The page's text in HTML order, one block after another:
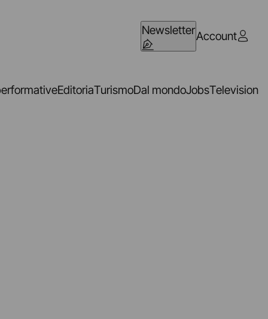
NewsletterAccount
EditoriaTurismoDal mondoJobsTelevision